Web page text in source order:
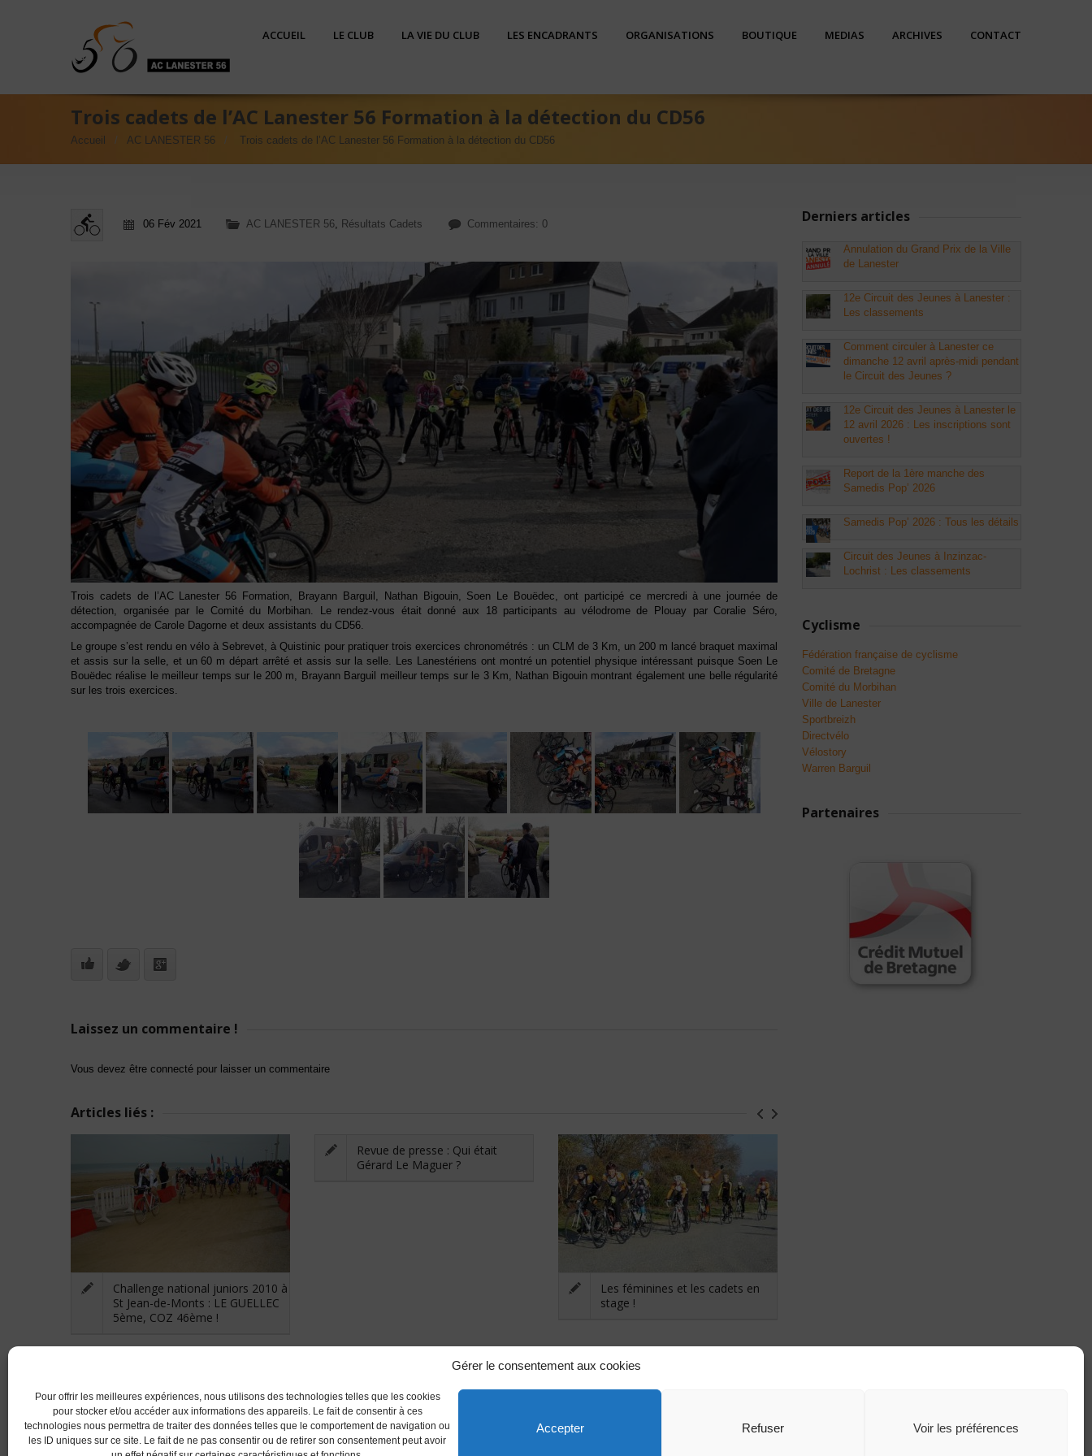
Gérer le consentement aux cookies
Pour offrir les meilleures expériences, nous utilisons des technologies telles que les cookies
pour stocker et/ou accéder aux informations des appareils. Le fait de consentir à ces
technologies nous permettra de traiter des données telles que le comportement de navigation ou
les ID uniques sur ce site. Le fait de ne pas consentir ou de retirer son consentement peut avoir
Accepter Refuser Voir les préférences
ACCUEIL LE CLUB LA VIE DU CLUB LES ENCADRANTS ORGANISATIONS BOUTIQUE MEDIAS ARCHIVES CONTACT
Trois cadets de l’AC Lanester 56 Formation à la détection du CD56
Accueil AC LANESTER 56 Trois cadets de l’AC Lanester 56 Formation à la détection du CD56
06 Fév 2021 AC LANESTER 56, Résultats Cadets Commentaires: 0
Trois cadets de l’AC Lanester 56 Formation, Brayann Barguil, Nathan Bigouin, Soen Le Bouëdec, ont participé ce mercredi à une journée de
détection, organisée par le Comité du Morbihan. Le rendez-vous était donné aux 18 participants au vélodrome de Plouay par Coralie Séro,
accompagnée de Carole Dagorne et deux assistants du CD56.
Le groupe s’est rendu en vélo à Sebrevet, à Quistinic pour pratiquer trois exercices chronométrés : un CLM de 3 Km, un 200 m lancé braquet maximal
et assis sur la selle, et un 60 m départ arrêté et assis sur la selle. Les Lanestériens ont montré un potentiel physique intéressant puisque Soen Le
Bouëdec réalise le meilleur temps sur le 200 m, Brayann Barguil meilleur temps sur le 3 Km, Nathan Bigouin montrant également une belle régularité
sur les trois exercices.
Laissez un commentaire !
Vous devez être connecté pour laisser un commentaire
Articles liés :
Challenge national juniors 2010 à
St Jean-de-Monts : LE GUELLEC
5ème, COZ 46ème !
Revue de presse : Qui était
Gérard Le Maguer ?
Les féminines et les cadets en
stage !
Derniers articles
Annulation du Grand Prix de la Ville
de Lanester
12e Circuit des Jeunes à Lanester :
Les classements
Comment circuler à Lanester ce
dimanche 12 avril après-midi pendant
le Circuit des Jeunes ?
12e Circuit des Jeunes à Lanester le
12 avril 2026 : Les inscriptions sont
ouvertes !
Report de la 1ère manche des
Samedis Pop’ 2026
Samedis Pop’ 2026 : Tous les détails
Circuit des Jeunes à Inzinzac-
Lochrist : Les classements
Cyclisme
Fédération française de cyclisme
Comité de Bretagne
Comité du Morbihan
Ville de Lanester
Sportbreizh
Directvélo
Vélostory
Warren Barguil
Partenaires